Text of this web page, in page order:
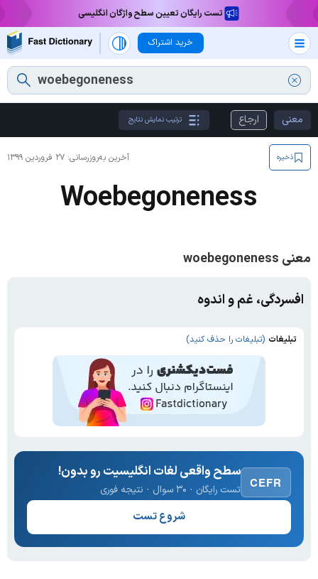
تست رایگان تعیین سطح واژگان انگلیسی
خرید اشتراک
معنی ارجاع ترتیب نمایش نتایج
آخرین به‌روزرسانی: ۲۷ فروردین ۱۳۹۹ ذخیره
Woebegoneness
معنی woebegoneness
افسردگی، غم و اندوه
تبلیغات (تبلیغات را حذف کنید)
CEFR
سطح واقعی لغات انگلیسیت رو بدون!
تست رایگان · ۳۰ سوال · نتیجه فوری
شروع تست